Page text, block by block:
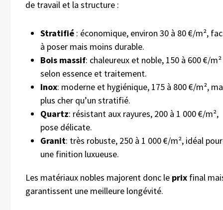
de travail et la structure :
Stratifié : économique, environ 30 à 80 €/m²,
à poser mais moins durable.
Bois massif: chaleureux et noble, 150 à 600 €/m²
selon essence et traitement.
Inox: moderne et hygiénique, 175 à 800 €/m²,
plus cher qu’un stratifié.
Quartz: résistant aux rayures, 200 à 1 000 €/m²,
pose délicate.
Granit: très robuste, 250 à 1 000 €/m², idéal pour
une finition luxueuse.
Les matériaux nobles majorent donc le prix final
garantissent une meilleure longévité.